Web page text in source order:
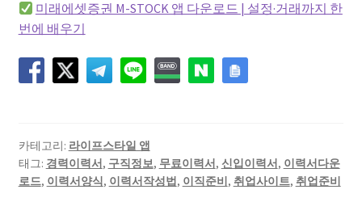
미래에셋증권 M-STOCK 앱 다운로드 | 설정·거래까지 한
번에 배우기
카테고리: 라이프스타일 앱
태그: 경력이력서 , 구직정보, 무료이력서 , 신입이력서 , 이력서다운
로드, 이력서양식, 이력서작성법 , 이직준비 , 취업사이트, 취업준비